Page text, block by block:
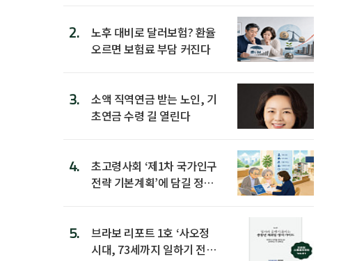
2.
노후 대비로 달러보험? 환율
오르면 보험료 부담 커진다
3.
소액 직역연금 받는 노인, 기
초연금 수령 길 열린다
4.
초고령사회 ‘제1차 국가인구
전략 기본계획’에 담길 정책
5.
브라보 리포트 1호 ‘사오정
시대, 73세까지 일하기 전략’